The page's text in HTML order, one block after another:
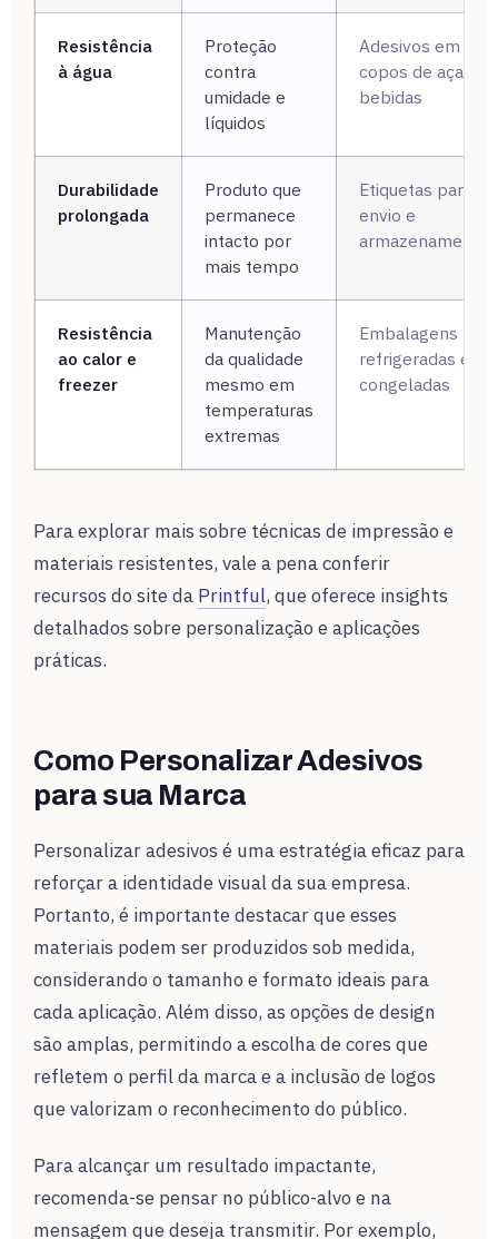
Resistência
à água
Proteção
contra
umidade e
líquidos
Adesivos em
copos de açaí e
bebidas
Durabilidade
prolongada
Produto que
permanece
intacto por
mais tempo
Etiquetas para
envio e
armazenamento
Resistência
ao calor e
freezer
Manutenção
da qualidade
mesmo em
temperaturas
extremas
Embalagens
refrigeradas e
congeladas
Para explorar mais sobre técnicas de impressão e
materiais resistentes, vale a pena conferir
recursos do site da Printful, que oferece insights
detalhados sobre personalização e aplicações
práticas.
Como Personalizar Adesivos
para sua Marca
Personalizar adesivos é uma estratégia eficaz para
reforçar a identidade visual da sua empresa.
Portanto, é importante destacar que esses
materiais podem ser produzidos sob medida,
considerando o tamanho e formato ideais para
cada aplicação. Além disso, as opções de design
são amplas, permitindo a escolha de cores que
refletem o perfil da marca e a inclusão de logos
que valorizam o reconhecimento do público.
Para alcançar um resultado impactante,
recomenda-se pensar no público-alvo e na
mensagem que deseja transmitir. Por exemplo,